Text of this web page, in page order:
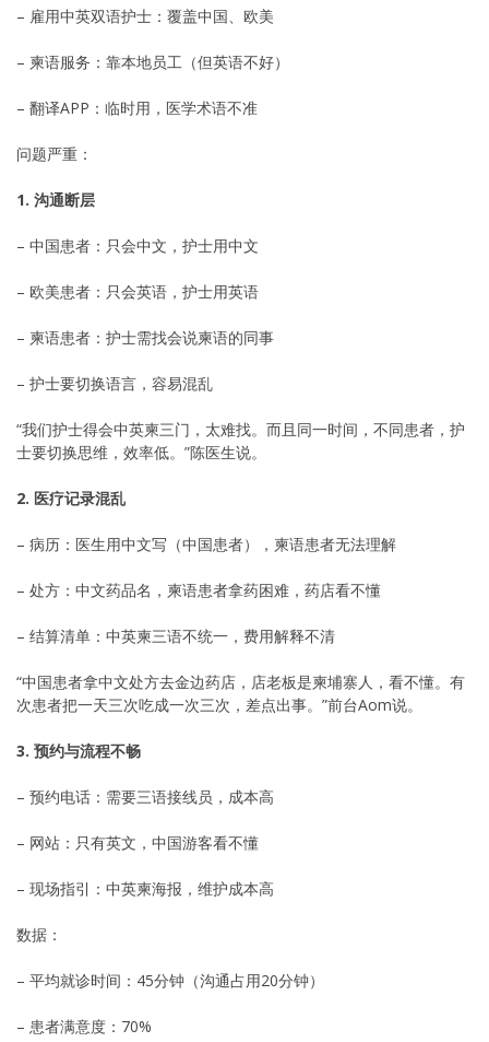
– 雇用中英双语护士：覆盖中国、欧美
– 柬语服务：靠本地员工（但英语不好）
– 翻译APP：临时用，医学术语不准
问题严重：
1. 沟通断层
– 中国患者：只会中文，护士用中文
– 欧美患者：只会英语，护士用英语
– 柬语患者：护士需找会说柬语的同事
– 护士要切换语言，容易混乱
“我们护士得会中英柬三门，太难找。而且同一时间，不同患者，护
士要切换思维，效率低。”陈医生说。
2. 医疗记录混乱
– 病历：医生用中文写（中国患者），柬语患者无法理解
– 处方：中文药品名，柬语患者拿药困难，药店看不懂
– 结算清单：中英柬三语不统一，费用解释不清
“中国患者拿中文处方去金边药店，店老板是柬埔寨人，看不懂。有
次患者把一天三次吃成一次三次，差点出事。”前台Aom说。
3. 预约与流程不畅
– 预约电话：需要三语接线员，成本高
– 网站：只有英文，中国游客看不懂
– 现场指引：中英柬海报，维护成本高
数据：
– 平均就诊时间：45分钟（沟通占用20分钟）
– 患者满意度：70%